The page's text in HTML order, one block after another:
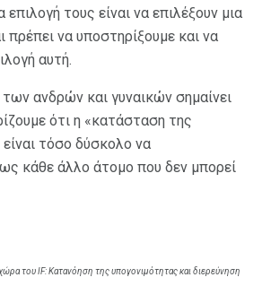
τους είναι να επιλέξουν μια
πρέπει να υποστηρίξουμε και να
αυτή.
ανδρών και γυναικών σημαίνει
ότι η «κατάσταση της
τόσο δύσκολο να
κάθε άλλο άτομο που δεν μπορεί
του IF: Κατανόηση της υπογονιμότητας και διερεύνηση